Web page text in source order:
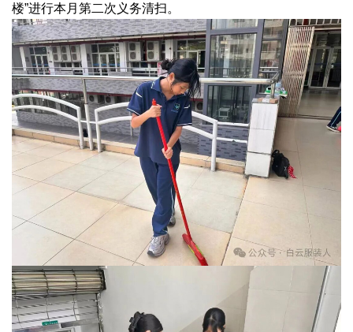
楼”进行本月第二次义务清扫。